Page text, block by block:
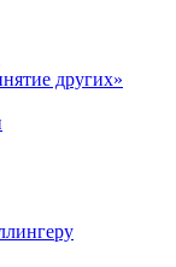
других»